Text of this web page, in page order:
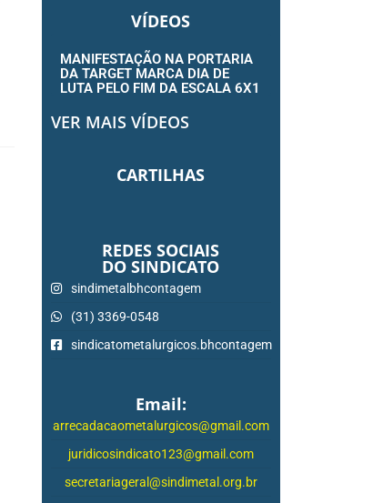
VÍDEOS
MANIFESTAÇÃO NA PORTARIA
DA TARGET MARCA DIA DE
LUTA PELO FIM DA ESCALA 6X1
VER MAIS VÍDEOS
CARTILHAS
REDES SOCIAIS
DO SINDICATO
sindimetalbhcontagem
(31) 3369-0548
sindicatometalurgicos.bhcontagem
Email:
arrecadacaometalurgicos@gmail.com
juridicosindicato123@gmail.com
secretariageral@sindimetal.org.br